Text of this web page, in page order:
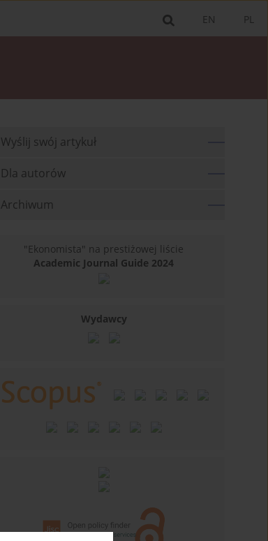
PL
EN
Wyślij swój artykuł
Dla autorów
Archiwum
"Ekonomista" na prestiżowej liście
Academic Journal Guide 2024
Wydawcy